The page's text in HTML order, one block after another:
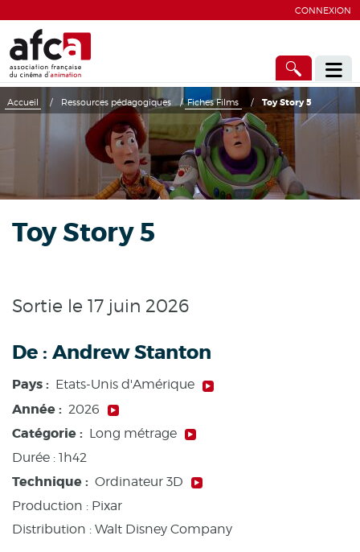
CONNEXION
Accueil / Ressources pédagogiques / Fiches Films / Toy Story 5
Toy Story 5
Sortie le 17 juin 2026
De : Andrew Stanton
Pays : Etats-Unis d'Amérique
Année : 2026
Catégorie : Long métrage
Durée : 1h42
Technique : Ordinateur 3D
Production : Pixar
Distribution : Walt Disney Company